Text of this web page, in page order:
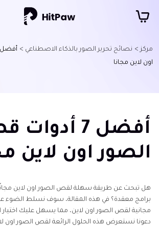
مركز > نصائح تحرير الصور بالذكاء الاصطناعي >
اون لاين مجانا
أفضل 7
الصور اون لاين
هل تبحث عن طريقة سهلة لقص الصور اون لاين مجانًا
مجانية لقص الصور اون لاين، مما يسهل عليك اختيار
دعونا نستعرض هذه الحلول الرائعة لقص الصور اون